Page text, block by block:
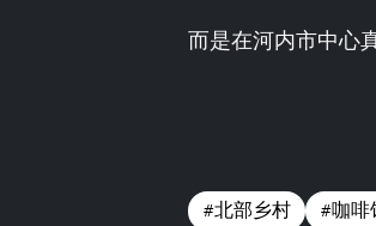
而是在河内市中心
#北部乡村 #咖啡